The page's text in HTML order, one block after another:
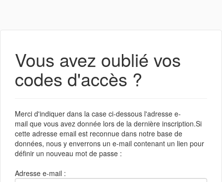
Vous avez oublié vos
codes d'accès ?
Merci d'indiquer dans la case ci-dessous l'adresse e-
mail que vous avez donnée lors de la dernière inscription.Si
cette adresse email est reconnue dans notre base de
données, nous y enverrons un e-mail contenant un lien pour
définir un nouveau mot de passe :
Adresse e-mail :